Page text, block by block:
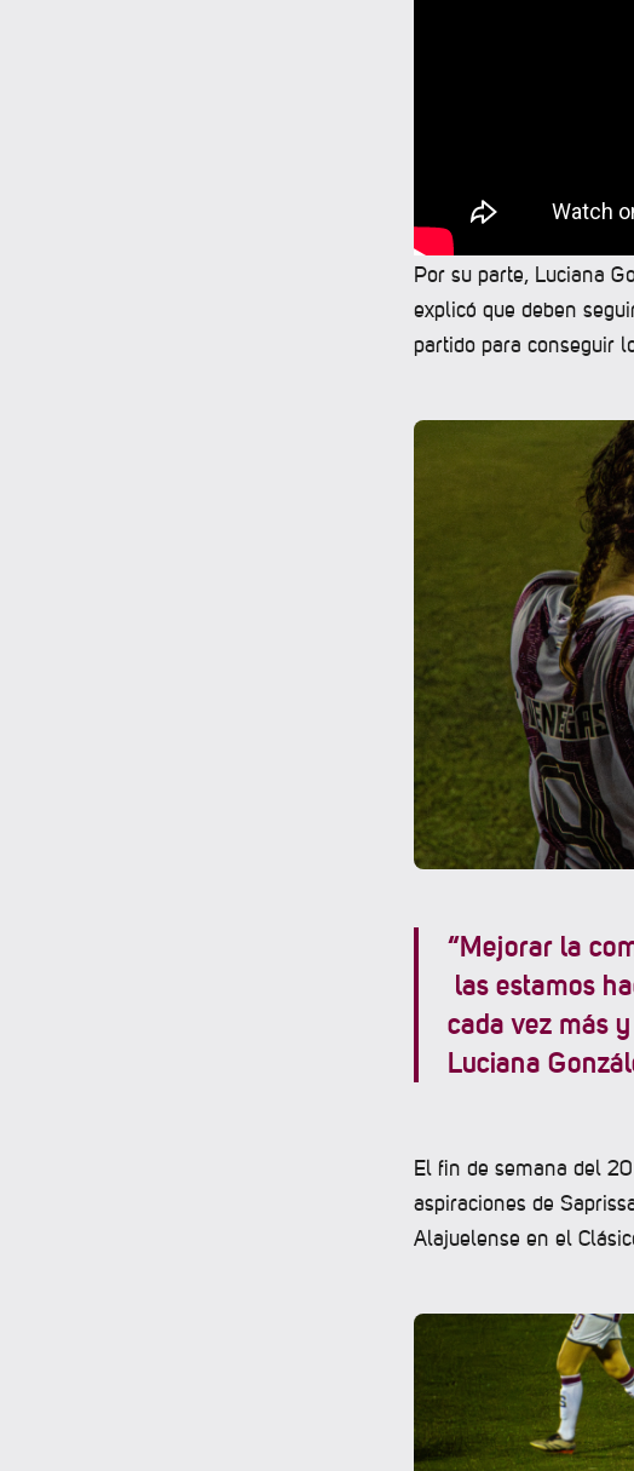
Por su parte, Luciana
explicó que deben
partido para conseguir
“Mejorar la
las estamos
cada vez más
Luciana
El fin de semana del
aspiraciones de
Alajuelense en el